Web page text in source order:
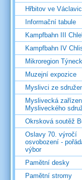
Hřbitov ve
Informační tabule
Kampfbahn III
Kampfbahn IV
Mikroregion
Muzejní expozice
Myslivci ze
Myslivecká
Mysliveckého
Okrsková soutěž
Oslavy 70. výročí
osvobození -
výbor
Pamětní desky
Pamětní stromy